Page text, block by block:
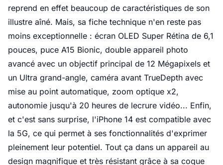
reprend en effet beaucoup de caractéristiques de son
illustre aîné. Mais, sa fiche technique n'en reste pas
moins exceptionnelle : écran OLED Super Rétina de 6,1
pouces, puce A15 Bionic, double appareil photo
avancé avec un objectif principal de 12 Mégapixels et
un Ultra grand-angle, caméra avant TrueDepth avec
mise au point automatique, zoom optique x2,
autonomie jusqu'à 20 heures de lecrure vidéo... Enfin,
et c'est sans surprise, l'iPhone 14 est compatible avec
la 5G, ce qui permet à ses fonctionnalités d'exprimer
pleinement leur potentiel. Tout ça dans un appareil au
design magnifique et très résistant grâce à sa coque